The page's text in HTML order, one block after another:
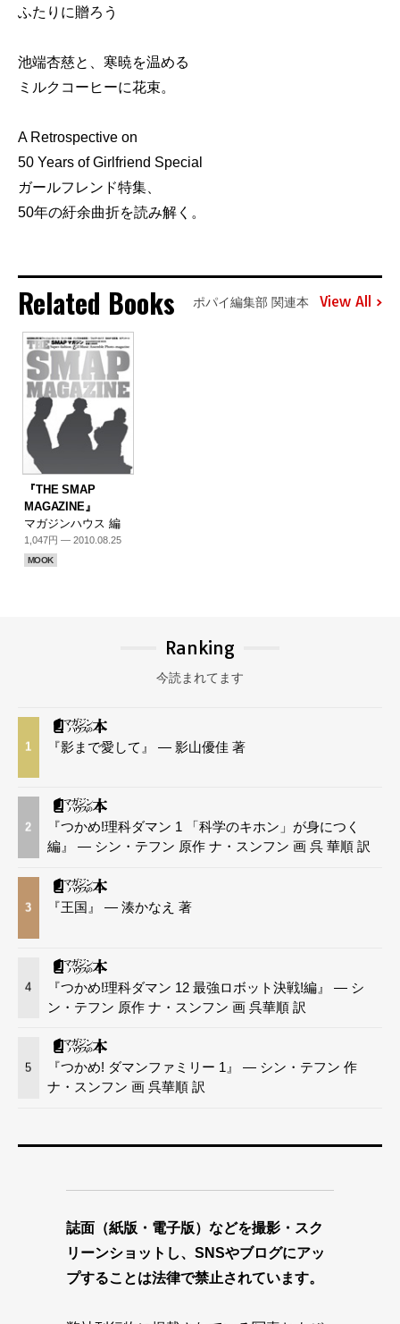
ふたりに贈ろう
池端杏慈と、寒暁を温める
ミルクコーヒーに花束。
A Retrospective on
50 Years of Girlfriend Special
ガールフレンド特集、
50年の紆余曲折を読み解く。
Related Books ポパイ編集部 関連本 View All
『THE SMAP
MAGAZINE』
マガジンハウス 編
1,047円 — 2010.08.25
MOOK
Ranking
今読まれてます
1 『影まで愛して』 — 影山優佳 著
2
『つかめ!理科ダマン 1 「科学のキホン」が身につく
編』 — シン・テフン 原作 ナ・スンフン 画 呉 華順 訳
3 『王国』 — 湊かなえ 著
4
『つかめ!理科ダマン 12 最強ロボット決戦!編』 — シ
ン・テフン 原作 ナ・スンフン 画 呉華順 訳
5
『つかめ! ダマンファミリー 1』 — シン・テフン 作
ナ・スンフン 画 呉華順 訳
誌面（紙版・電子版）などを撮影・スク
リーンショットし、SNSやブログにアッ
プすることは法律で禁止されています。